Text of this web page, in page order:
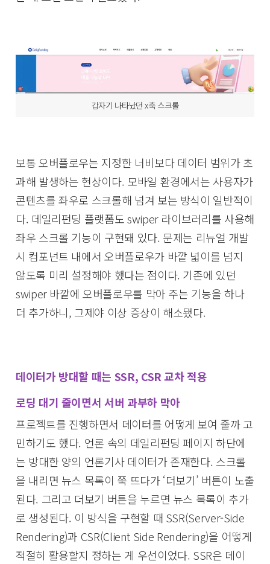
갑자기 나타났던 x축 스크롤
보통 오버플로우는 지정한 너비보다 데이터 범위가 초
과해 발생하는 현상이다. 모바일 환경에서는 사용자가
콘텐츠를 좌우로 스크롤해 넘겨 보는 방식이 일반적이
다. 데일리펀딩 플랫폼도 swiper 라이브러리를 사용해
좌우 스크롤 기능이 구현돼 있다. 문제는 리뉴얼 개발
시 컴포넌트 내에서 오버플로우가 바깥 넓이를 넘지
않도록 미리 설정해야 했다는 점이다. 기존에 있던
swiper 바깥에 오버플로우를 막아 주는 기능을 하나
더 추가하니, 그제야 이상 증상이 해소됐다.
데이터가 방대할 때는 SSR, CSR 교차 적용
로딩 대기 줄이면서 서버 과부하 막아
프로젝트를 진행하면서 데이터를 어떻게 보여 줄까 고
민하기도 했다. 언론 속의 데일리펀딩 페이지 하단에
는 방대한 양의 언론기사 데이터가 존재한다. 스크롤
을 내리면 뉴스 목록이 쭉 뜨다가 ‘더보기’ 버튼이 노출
된다. 그리고 더보기 버튼을 누르면 뉴스 목록이 추가
로 생성된다. 이 방식을 구현할 때 SSR(Server-Side
Rendering)과 CSR(Client Side Rendering)을 어떻게
적절히 활용할지 정하는 게 우선이었다. SSR은 데이